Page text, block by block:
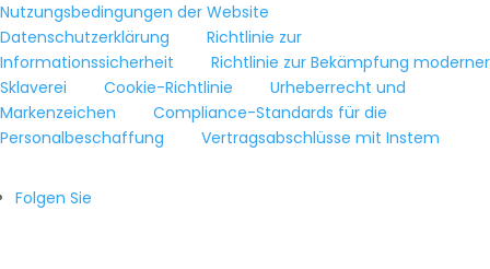
Nutzungsbedingungen der Website
Datenschutzerklärung
Richtlinie zur
Informationssicherheit
Richtlinie zur Bekämpfung moderner
Sklaverei
Cookie-Richtlinie
Urheberrecht und
Markenzeichen
Compliance-Standards für die
Personalbeschaffung
Vertragsabschlüsse mit Instem
Folgen Sie